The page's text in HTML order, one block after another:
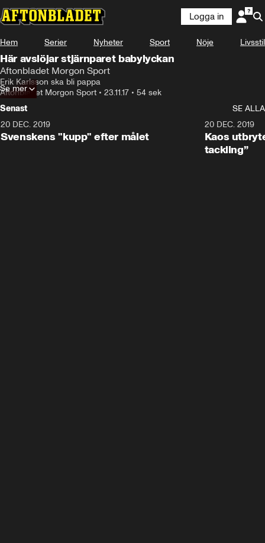
Logga in
Hem Serier Nyheter Sport Nöje Livsstil
Här avslöjar stjärnparet babylyckan
Aftonbladet Morgon Sport
Erik Karlsson ska bli pappa
Aftonbladet Morgon Sport • 23.11.17 • 54 sek
Se mer
Senast
SE ALLA
20 DEC. 2019
Svenskens "kupp" efter målet
20 DEC. 2019
Kaos
tackling”